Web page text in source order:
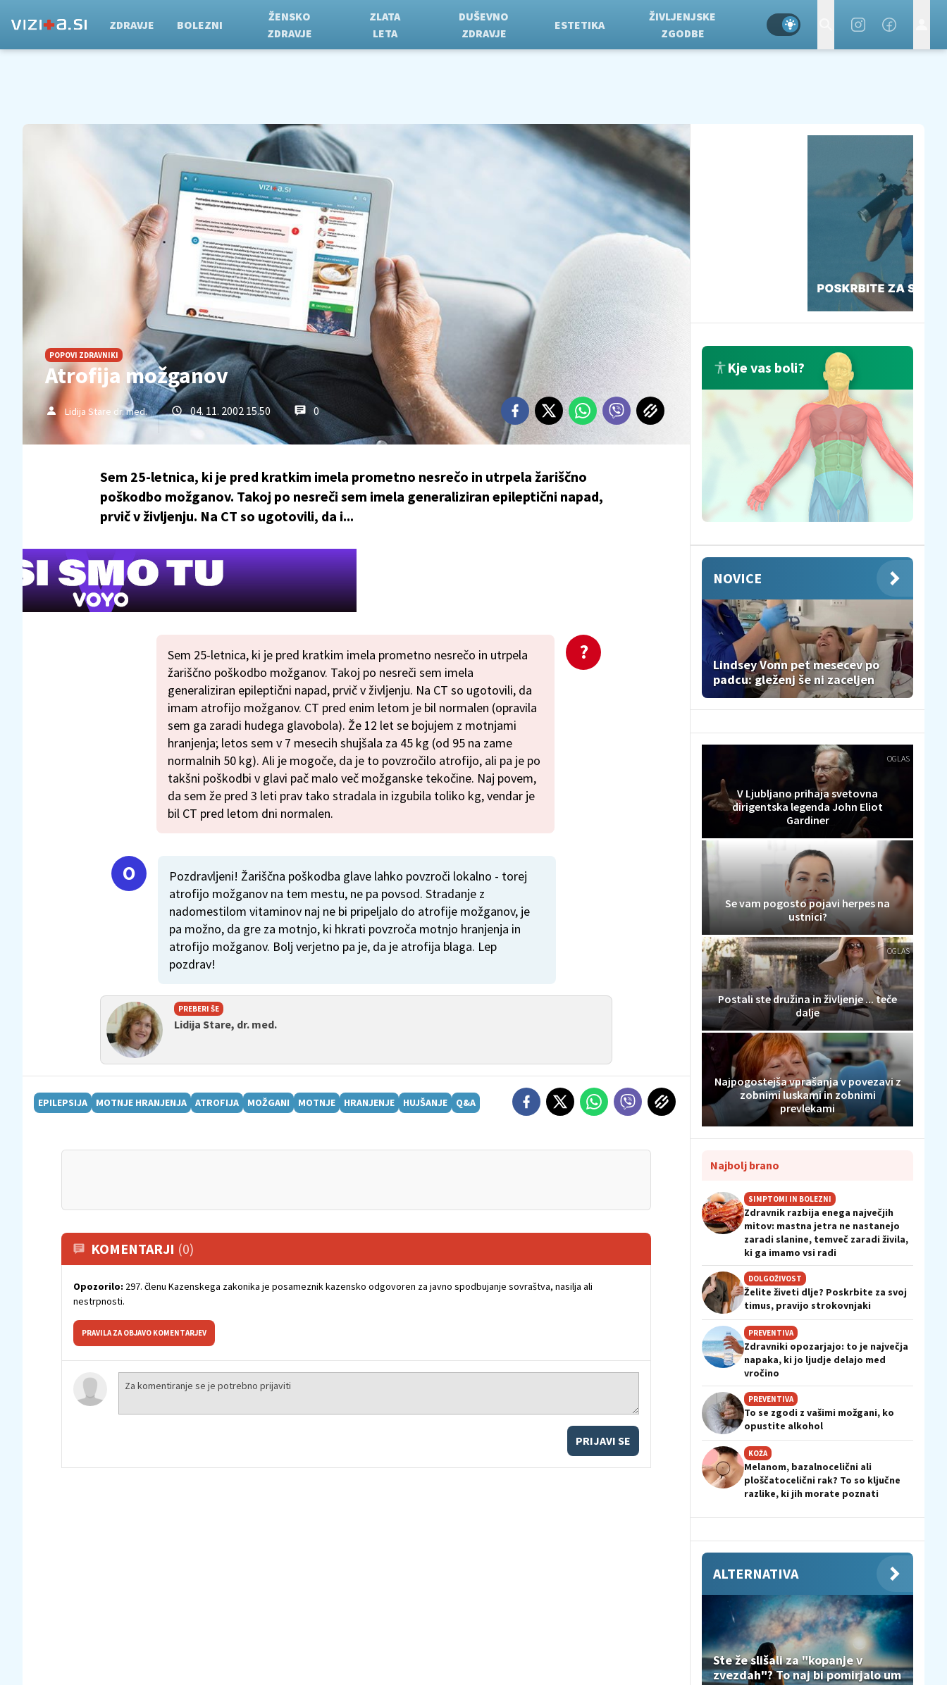
ZDRAVJE BOLEZNI
ŽENSKO
ZDRAVJE
ZLATA
LETA
DUŠEVNO
ZDRAVJE
ESTETIKA
ŽIVLJENJSKE
ZGODBE
POPOVI ZDRAVNIKI
Atrofija možganov
Lidija Stare dr. med. 04. 11. 2002 15.50 0
Sem 25-letnica, ki je pred kratkim imela prometno nesrečo in utrpela žariščno
poškodbo možganov. Takoj po nesreči sem imela generaliziran epileptični napad,
prvič v življenju. Na CT so ugotovili, da i...
Sem 25-letnica, ki je pred kratkim imela prometno nesrečo in utrpela
žariščno poškodbo možganov. Takoj po nesreči sem imela
generaliziran epileptični napad, prvič v življenju. Na CT so ugotovili, da
imam atrofijo možganov. CT pred enim letom je bil normalen (opravila
sem ga zaradi hudega glavobola). Že 12 let se bojujem z motnjami
hranjenja; letos sem v 7 mesecih shujšala za 45 kg (od 95 na zame
normalnih 50 kg). Ali je mogoče, da je to povzročilo atrofijo, ali pa je po
takšni poškodbi v glavi pač malo več možganske tekočine. Naj povem,
da sem že pred 3 leti prav tako stradala in izgubila toliko kg, vendar je
bil CT pred letom dni normalen.
Pozdravljeni! Žariščna poškodba glave lahko povzroči lokalno - torej
atrofijo možganov na tem mestu, ne pa povsod. Stradanje z
nadomestilom vitaminov naj ne bi pripeljalo do atrofije možganov, je
pa možno, da gre za motnjo, ki hkrati povzroča motnjo hranjenja in
atrofijo možganov. Bolj verjetno pa je, da je atrofija blaga. Lep
pozdrav!
PREBERI ŠE
Lidija Stare, dr. med.
EPILEPSIJA MOTNJE HRANJENJA ATROFIJA MOŽGANI MOTNJE HRANJENJE HUJŠANJE Q&A
KOMENTARJI (0)
Opozorilo: 297. členu Kazenskega zakonika je posameznik kazensko odgovoren za javno spodbujanje sovraštva, nasilja ali
nestrpnosti.
PRAVILA ZA OBJAVO KOMENTARJEV
PRIJAVI SE
Kje vas boli?
NOVICE
Lindsey Vonn pet mesecev po
padcu: gleženj še ni zaceljen
OGLAS
V Ljubljano prihaja svetovna
dirigentska legenda John Eliot
Gardiner
Se vam pogosto pojavi herpes na
ustnici?
OGLAS
Postali ste družina in življenje ... teče
dalje
Najpogostejša vprašanja v povezavi z
zobnimi luskami in zobnimi
prevlekami
Najbolj brano
SIMPTOMI IN BOLEZNI
Zdravnik razbija enega največjih
mitov: mastna jetra ne nastanejo
zaradi slanine, temveč zaradi živila,
ki ga imamo vsi radi
DOLGOŽIVOST
Želite živeti dlje? Poskrbite za svoj
timus, pravijo strokovnjaki
PREVENTIVA
Zdravniki opozarjajo: to je največja
napaka, ki jo ljudje delajo med
vročino
PREVENTIVA
To se zgodi z vašimi možgani, ko
opustite alkohol
KOŽA
Melanom, bazalnocelični ali
ploščatocelični rak? To so ključne
razlike, ki jih morate poznati
ALTERNATIVA
Ste že slišali za "kopanje v
zvezdah"? To naj bi pomirjalo um